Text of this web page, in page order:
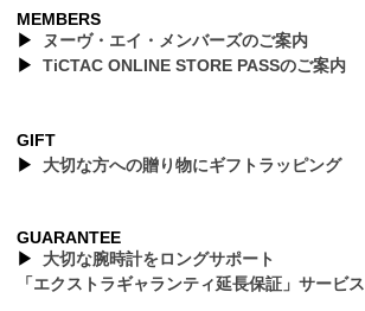
MEMBERS
▶︎
ヌーヴ・エイ・メンバーズのご案内
▶︎ TiCTAC ONLINE STORE PASSのご案内
GIFT
▶︎ 大切な方への贈り物にギフトラッピング
GUARANTEE
▶︎ 大切な腕時計をロングサポート
「エクストラギャランティ延長保証」サービス